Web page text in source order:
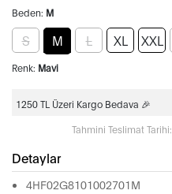
Beden: M
S M L XL XXL
Renk: Mavi
1250 TL Üzeri Kargo Bedava 🎉
Tahmini Teslimat Tarihi:
Detaylar
4HF02G8101002701M